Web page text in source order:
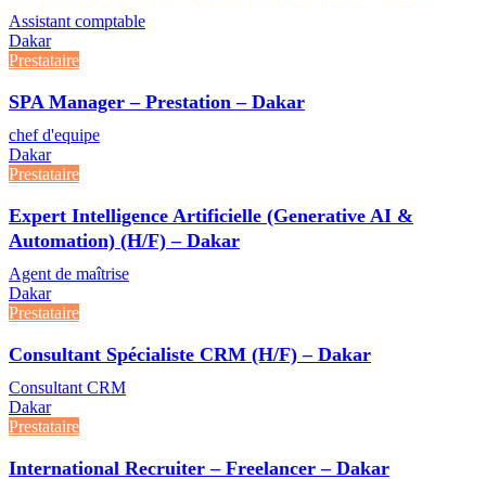
Assistant comptable
Dakar
Prestataire
SPA Manager – Prestation – Dakar
chef d'equipe
Dakar
Prestataire
Expert Intelligence Artificielle (Generative AI &
Automation) (H/F) – Dakar
Agent de maîtrise
Dakar
Prestataire
Consultant Spécialiste CRM (H/F) – Dakar
Consultant CRM
Dakar
Prestataire
International Recruiter – Freelancer – Dakar